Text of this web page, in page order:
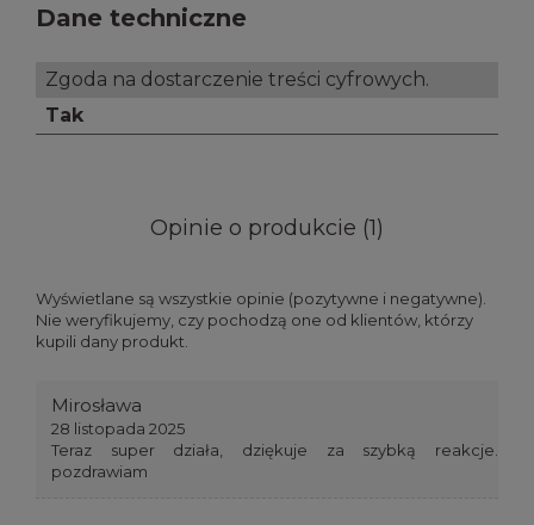
Dane techniczne
Zgoda na dostarczenie treści cyfrowych.
Tak
Opinie o produkcie (1)
Wyświetlane są wszystkie opinie (pozytywne i negatywne).
Nie weryfikujemy, czy pochodzą one od klientów, którzy
kupili dany produkt.
Mirosława
28 listopada 2025
Teraz super działa, dziękuje za szybką reakcje.
pozdrawiam